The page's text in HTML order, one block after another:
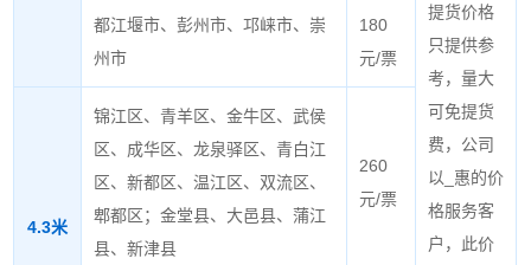
提货价格
只提供参
考，量大
可免提货
费，公司
以_惠的价
格服务客
户，此价
都江堰市、彭州市、邛崃市、崇
州市
180
元/票
4.3米
锦江区、青羊区、金牛区、武侯
区、成华区、龙泉驿区、青白江
区、新都区、温江区、双流区、
郫都区；金堂县、大邑县、蒲江
县、新津县
260
元/票